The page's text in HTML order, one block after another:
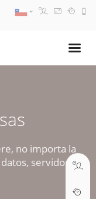
no importa la
servidores,